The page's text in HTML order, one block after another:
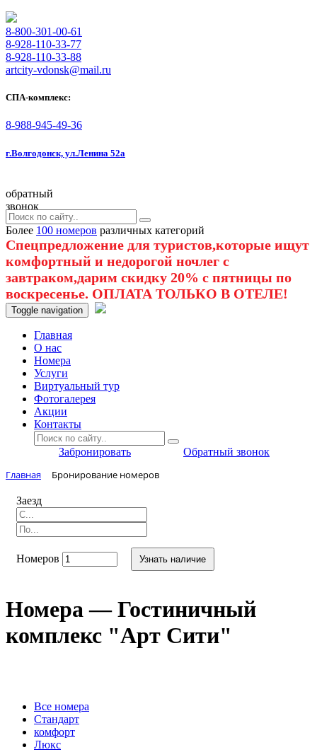
8-800-301-00-61
8-928-110-33-77
8-928-110-33-88
artcity-vdonsk@mail.ru
СПА-комплекс:
8-988-945-49-36
г.Волгодонск, ул.Ленина 52а
обратный
звонок
Более 100 номеров различных категорий
Спецпредложение для туристов,которые ищут
комфортный и недорогой ночлег с
завтраком,дарим скидку 20% с пятницы по
воскресенье. ОПЛАТА ТОЛЬКО В ОТЕЛЕ!
Toggle navigation
Главная
O нас
Номера
Услуги
Виртуальный тур
Фотогалерея
Акции
Контакты
Забронировать Обратный звонок
Главная Бронирование номеров
Заезд
Номеров Узнать наличие
Номера — Гостиничный
комплекс "Арт Сити"
Вcе номера
Стандарт
комфорт
Люкс